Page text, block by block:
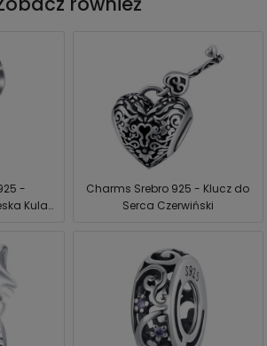
-
Kula
Charms Srebro 925 - Klucz do
Serca Czerwiński